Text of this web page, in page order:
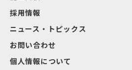
採用情報
ニュース・トピックス
お問い合わせ
個人情報について